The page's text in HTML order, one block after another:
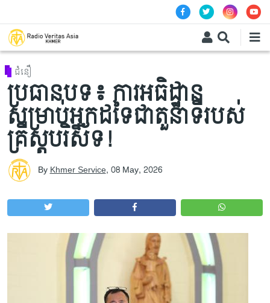
ជំនឿ
ប្រធានបទ៖ ការអធិដ្ឋាន
សម្រាប់អ្នកដទៃជាតួនាទីរបស់
គ្រីស្តបរិស័ទ!​
ByKhmer Service, 08 May, 2026